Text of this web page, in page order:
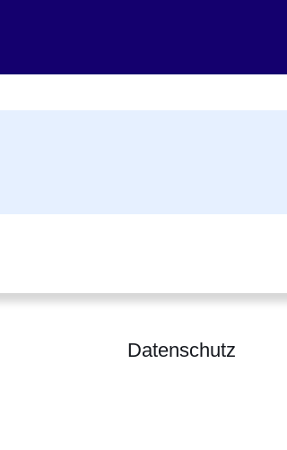
Datenschutz